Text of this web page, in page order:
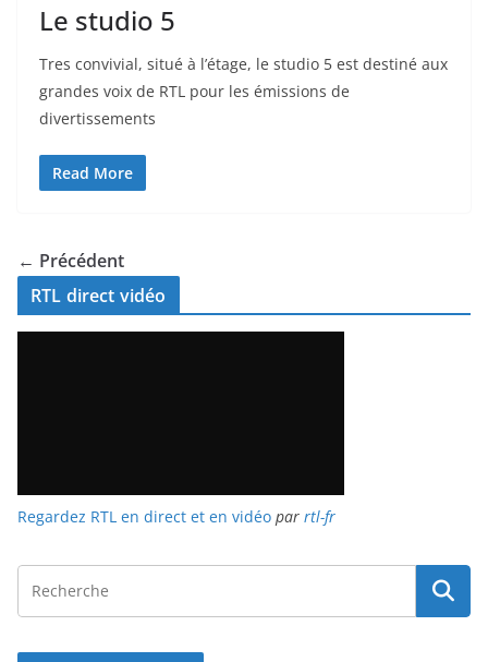
Le studio 5
Tres convivial, situé à l’étage, le studio 5 est destiné aux
grandes voix de RTL pour les émissions de
divertissements
Read More
← Précédent
RTL direct vidéo
Regardez RTL en direct et en vidéo par rtl-fr